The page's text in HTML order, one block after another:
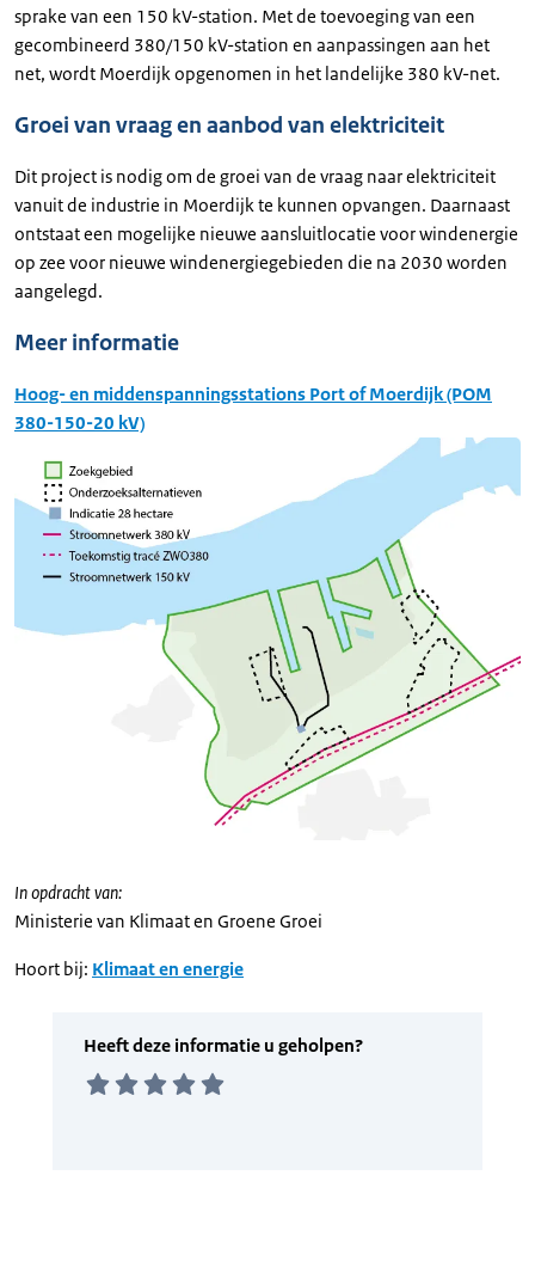
sprake van een 150 kV-station. Met de toevoeging van een
gecombineerd 380/150 kV-station en aanpassingen aan het
net, wordt Moerdijk opgenomen in het landelijke 380 kV-net.
Groei van vraag en aanbod van elektriciteit
Dit project is nodig om de groei van de vraag naar elektriciteit
vanuit de industrie in Moerdijk te kunnen opvangen. Daarnaast
ontstaat een mogelijke nieuwe aansluitlocatie voor windenergie
op zee voor nieuwe windenergiegebieden die na 2030 worden
aangelegd.
Meer informatie
Hoog- en middenspanningsstations Port of Moerdijk (POM
380-150-20 kV)
In opdracht van:
Ministerie van Klimaat en Groene Groei
Hoort bij: Klimaat en energie